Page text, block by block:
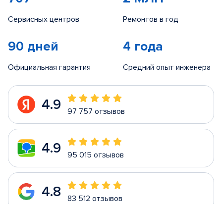
Сервисных центров Ремонтов в год
90 дней
Официальная гарантия
4 года
Средний опыт инженера
4.9 97 757 отзывов
4.9 95 015 отзывов
4.8 83 512 отзывов